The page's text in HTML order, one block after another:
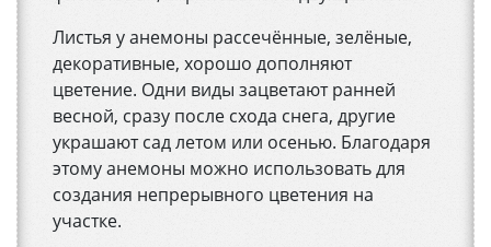
Листья у анемоны рассечённые, зелёные,
декоративные, хорошо дополняют
цветение. Одни виды зацветают ранней
весной, сразу после схода снега, другие
украшают сад летом или осенью. Благодаря
этому анемоны можно использовать для
создания непрерывного цветения на
участке.